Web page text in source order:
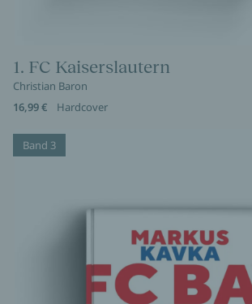
1. FC Kaiserslautern
Christian Baron
16,99 €
Hardcover
Band 3